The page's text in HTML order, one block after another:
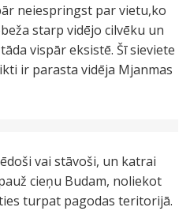
neiespringst par vietu,ko
starp vidējo cilvēku un
vispār eksistē. Šī sieviete
ir parasta vidēja Mjanmas
vai stāvoši, un katrai
cieņu Budam, noliekot
turpat pagodas teritorijā.